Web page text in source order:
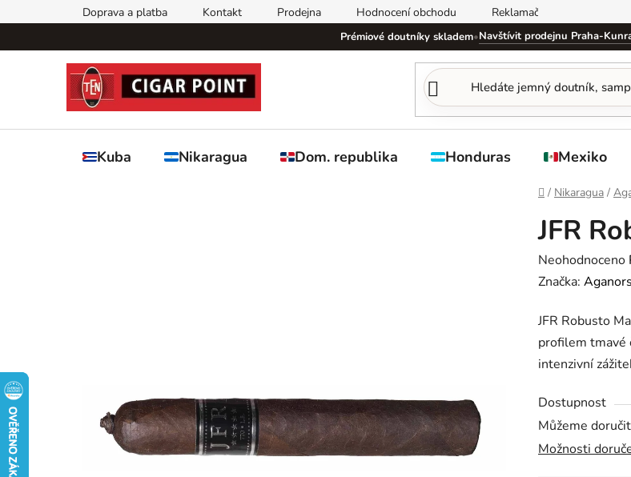
na
Doprava a platba Kontakt Prodejna Hodnocení obchodu Reklamační řád
Prémiové doutníky skladem•Navštívit prodejnu Praha-
Kuba Nikaragua Dom. republika Honduras Mexiko
Domů
/ Nikaragua /
JFR
Průměrné
hodnocení
je
0,0
z
hvězdiček.
Neohodnoceno
Značka:
JFR Robusto
profilem tmavé
intenzivní
Dostupnost
Můžeme
Možnosti